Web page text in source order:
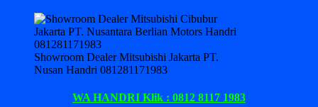
Showroom Dealer Mitsubishi Jakarta PT.
Nusan Handri 081281171983
WA HANDRI Klik : 0812 8117 1983